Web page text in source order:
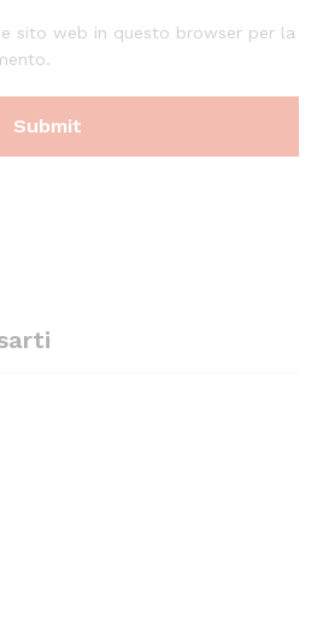
sito web in questo browser per la